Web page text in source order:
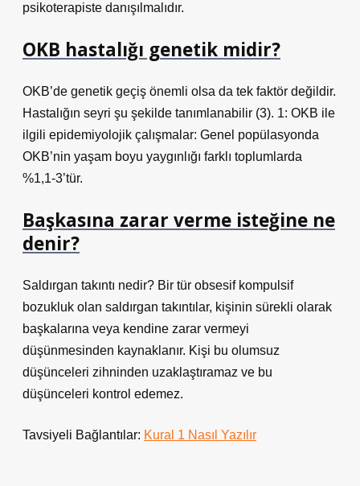
psikoterapiste danışılmalıdır.
OKB hastalığı genetik midir?
OKB’de genetik geçiş önemli olsa da tek faktör değildir.
Hastalığın seyri şu şekilde tanımlanabilir (3). 1: OKB ile
ilgili epidemiyolojik çalışmalar: Genel popülasyonda
OKB’nin yaşam boyu yaygınlığı farklı toplumlarda
%1,1-3’tür.
Başkasına zarar verme isteğine ne
denir?
Saldırgan takıntı nedir? Bir tür obsesif kompulsif
bozukluk olan saldırgan takıntılar, kişinin sürekli olarak
başkalarına veya kendine zarar vermeyi
düşünmesinden kaynaklanır. Kişi bu olumsuz
düşünceleri zihninden uzaklaştıramaz ve bu
düşünceleri kontrol edemez.
Tavsiyeli Bağlantılar: Kural 1 Nasıl Yazılır